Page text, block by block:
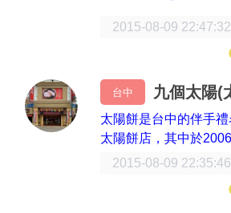
2015-08-09 22:47:32
台中 九個太陽(
太陽餅是台中的伴手
太陽餅店，其中於
2015-08-09 22:35:46